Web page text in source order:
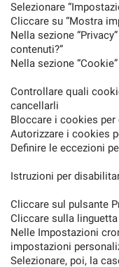
Selezionare
Cliccare su “Mostra
Nella sezione
contenuti?”
Nella sezione
Controllare quali
cancellarli
Bloccare i cookies per
Autorizzare i cookies
Definire le eccezioni
Istruzioni per
Cliccare sul pulsante
Cliccare sulla linguetta
Nelle Impostazioni
impostazioni
Selezionare, poi, la